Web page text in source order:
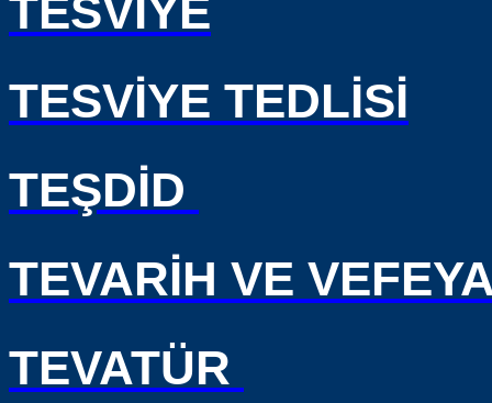
TESVİYE
TESVİYE TEDLİSİ
TEŞDİD
TEVARİH VE
TEVATÜR